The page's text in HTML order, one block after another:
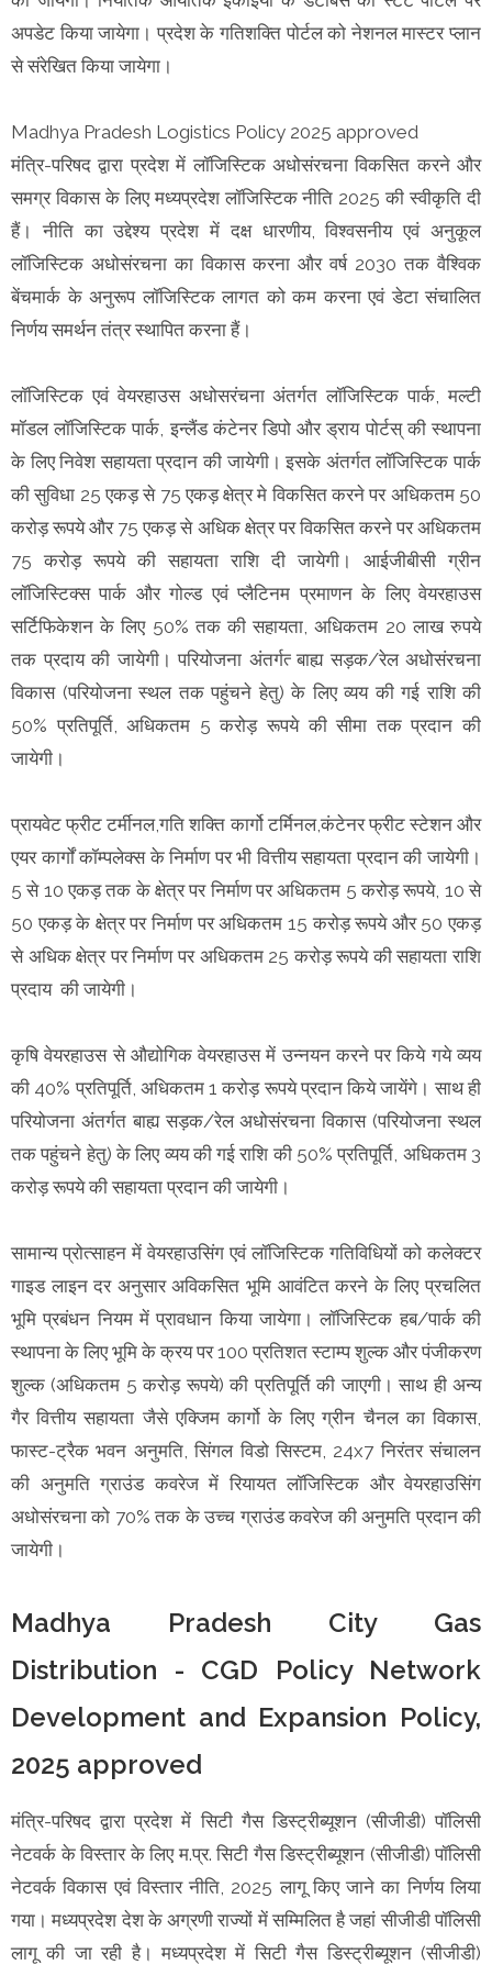
अपडेट किया जायेगा। प्रदेश के गतिशक्ति पोर्टल को नेशनल मास्टर प्लान
से संरेखित किया जायेगा।
Madhya Pradesh Logistics Policy 2025 approved
मंत्रि-परिषद द्वारा प्रदेश में लॉजिस्टिक अधोसंरचना विकसित करने और
समग्र विकास के लिए मध्यप्रदेश लॉजिस्टिक नीति 2025 की स्वीकृति दी
हैं। नीति का उद्देश्य प्रदेश में दक्ष धारणीय, विश्वसनीय एवं अनुकूल
लॉजिस्टिक अधोसंरचना का विकास करना और वर्ष 2030 तक वैश्विक
बेंचमार्क के अनुरूप लॉजिस्टिक लागत को कम करना एवं डेटा संचालित
निर्णय समर्थन तंत्र स्थापित करना हैं।
लॉजिस्टिक एवं वेयरहाउस अधोसरंचना अंतर्गत लॉजिस्टिक पार्क, मल्टी
मॉडल लॉजिस्टिक पार्क, इन्लैंड कंटेनर डिपो और ड्राय पोर्टस् की स्थापना
के लिए निवेश सहायता प्रदान की जायेगी। इसके अंतर्गत लॉजिस्टिक पार्क
की सुविधा 25 एकड़ से 75 एकड़ क्षेत्र मे विकसित करने पर अधिकतम 50
करोड़ रूपये और 75 एकड़ से अधिक क्षेत्र पर विकसित करने पर अधिकतम
75 करोड़ रूपये की सहायता राशि दी जायेगी। आईजीबीसी ग्रीन
लॉजिस्टिक्स पार्क और गोल्ड एवं प्लैटिनम प्रमाणन के लिए वेयरहाउस
सर्टिफिकेशन के लिए 50% तक की सहायता, अधिकतम 20 लाख रुपये
तक प्रदाय की जायेगी। परियोजना अंतर्गत्‍ बाह्य सड़क/रेल अधोसंरचना
विकास (परियोजना स्थल तक पहुंचने हेतु) के लिए व्यय की गई राशि की
50% प्रतिपूर्ति, अधिकतम 5 करोड़ रूपये की सीमा तक प्रदान की
जायेगी।
प्रायवेट फ्रीट टर्मीनल,गति शक्ति कार्गो टर्मिनल,कंटेनर फ्रीट स्टेशन और
एयर कार्गों कॉम्पलेक्स के निर्माण पर भी वित्तीय सहायता प्रदान की जायेगी।
5 से 10 एकड़ तक के क्षेत्र पर निर्माण पर अधिकतम 5 करोड़ रूपये, 10 से
50 एकड़ के क्षेत्र पर निर्माण पर अधिकतम 15 करोड़ रूपये और 50 एकड़
से अधिक क्षेत्र पर निर्माण पर अधिकतम 25 करोड़ रूपये की सहायता राशि
प्रदाय की जायेगी।
कृषि वेयरहाउस से औद्योगिक वेयरहाउस में उन्नयन करने पर किये गये व्यय
की 40% प्रतिपूर्ति, अधिकतम 1 करोड़ रूपये प्रदान किये जायेंगे। साथ ही
परियोजना अंतर्गत बाह्य सड़क/रेल अधोसंरचना विकास (परियोजना स्थल
तक पहुंचने हेतु) के लिए व्यय की गई राशि की 50% प्रतिपूर्ति, अधिकतम 3
करोड़ रूपये की सहायता प्रदान की जायेगी।
सामान्य प्रोत्साहन में वेयरहाउसिंग एवं लॉजिस्टिक गतिविधियों को कलेक्टर
गाइड लाइन दर अनुसार अविकसित भूमि आवंटित करने के लिए प्रचलित
भूमि प्रबंधन नियम में प्रावधान किया जायेगा। लॉजिस्टिक हब/पार्क की
स्थापना के लिए भूमि के क्रय पर 100 प्रतिशत स्टाम्प शुल्क और पंजीकरण
शुल्क (अधिकतम 5 करोड़ रूपये) की प्रतिपूर्ति की जाएगी। साथ ही अन्य
गैर वित्तीय सहायता जैसे एक्जिम कार्गो के लिए ग्रीन चैनल का विकास,
फास्ट-ट्रैक भवन अनुमति, सिंगल विडो सिस्टम, 24x7 निरंतर संचालन
की अनुमति ग्राउंड कवरेज में रियायत लॉजिस्टिक और वेयरहाउसिंग
अधोसंरचना को 70% तक के उच्च ग्राउंड कवरेज की अनुमति प्रदान की
जायेगी।
Madhya Pradesh City Gas
Distribution - CGD Policy Network
Development and Expansion Policy,
2025 approved
मंत्रि-परिषद द्वारा प्रदेश में सिटी गैस डिस्ट्रीब्यूशन (सीजीडी) पॉलिसी
नेटवर्क के विस्तार के लिए म.प्र. सिटी गैस डिस्ट्रीब्यूशन (सीजीडी) पॉलिसी
नेटवर्क विकास एवं विस्तार नीति, 2025 लागू किए जाने का निर्णय लिया
गया। मध्यप्रदेश देश के अग्रणी राज्यों में सम्मिलित है जहां सीजीडी पॉलिसी
लागू की जा रही है। मध्यप्रदेश में सिटी गैस डिस्ट्रीब्यूशन (सीजीडी)